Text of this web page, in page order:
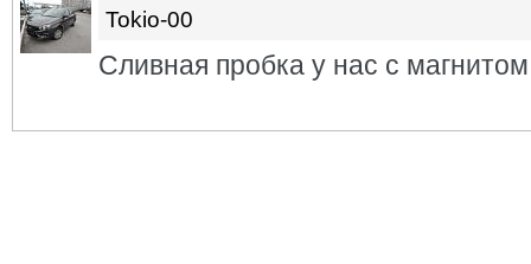
Tokio-00
Сливная пробка у нас с магнитом